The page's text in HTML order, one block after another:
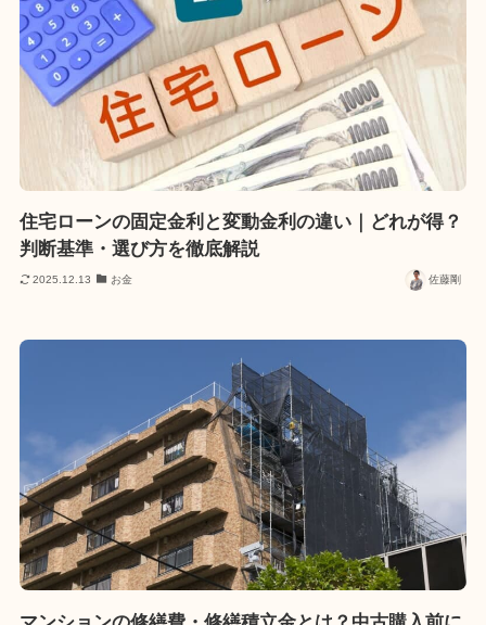
住宅ローンの固定金利と変動金利の違い｜どれが得？
判断基準・選び方を徹底解説
2025.12.13 お金 佐藤剛